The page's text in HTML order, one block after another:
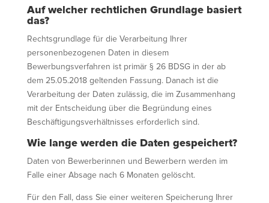
Auf welcher rechtlichen Grundlage basiert
das?
Rechtsgrundlage für die Verarbeitung Ihrer
personenbezogenen Daten in diesem
Bewerbungsverfahren ist primär § 26 BDSG in der ab
dem 25.05.2018 geltenden Fassung. Danach ist die
Verarbeitung der Daten zulässig, die im Zusammenhang
mit der Entscheidung über die Begründung eines
Beschäftigungsverhältnisses erforderlich sind.
Wie lange werden die Daten gespeichert?
Daten von Bewerberinnen und Bewerbern werden im
Falle einer Absage nach 6 Monaten gelöscht.
Für den Fall, dass Sie einer weiteren Speicherung Ihrer